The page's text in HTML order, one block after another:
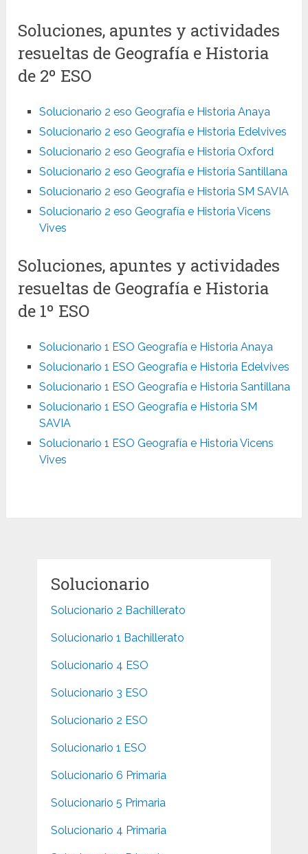
Soluciones, apuntes y actividades
resueltas de Geografía e Historia
de 2º ESO
Solucionario 2 eso Geografía e Historia Anaya
Solucionario 2 eso Geografía e Historia Edelvives
Solucionario 2 eso Geografía e Historia Oxford
Solucionario 2 eso Geografía e Historia Santillana
Solucionario 2 eso Geografía e Historia SM SAVIA
Solucionario 2 eso Geografía e Historia Vicens
Vives
Soluciones, apuntes y actividades
resueltas de Geografía e Historia
de 1º ESO
Solucionario 1 ESO Geografía e Historia Anaya
Solucionario 1 ESO Geografía e Historia Edelvives
Solucionario 1 ESO Geografía e Historia Santillana
Solucionario 1 ESO Geografía e Historia SM
SAVIA
Solucionario 1 ESO Geografía e Historia Vicens
Vives
Solucionario
Solucionario 2 Bachillerato
Solucionario 1 Bachillerato
Solucionario 4 ESO
Solucionario 3 ESO
Solucionario 2 ESO
Solucionario 1 ESO
Solucionario 6 Primaria
Solucionario 5 Primaria
Solucionario 4 Primaria